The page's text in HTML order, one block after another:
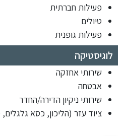
פעילות חברתית
טיולים
פעילות גופנית
לוגיסטיקה
שירותי אחזקה
אבטחה
שירותי ניקיון הדירה/החדר
ציוד עזר (הליכון, כסא